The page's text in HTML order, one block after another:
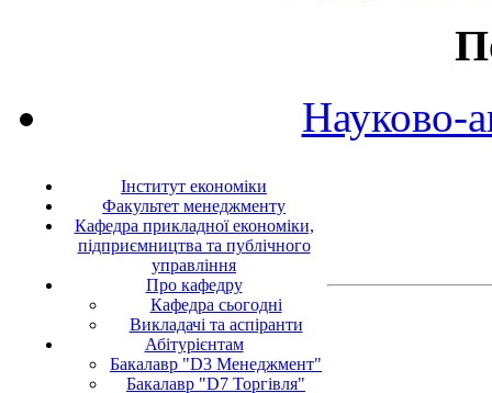
Науково-
Інститут економіки
Факультет менеджменту
Кафедра прикладної економіки,
підприємництва та публічного
управління
Про кафедру
Кафедра сьогодні
Викладачі та аспіранти
Абітурієнтам
Бакалавр "D3 Менеджмент"
Бакалавр "D7 Торгівля"